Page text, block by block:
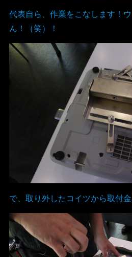
代表自ら、作業をこなします！
ん！（笑）！
で、取り外したコイツから取付